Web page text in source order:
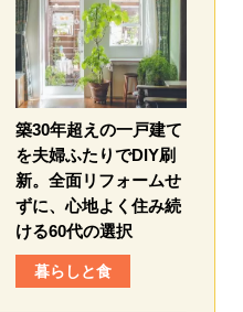
築30年超えの一戸建て
を夫婦ふたりでDIY刷
新。全面リフォームせ
ずに、心地よく住み続
ける60代の選択
暮らしと食